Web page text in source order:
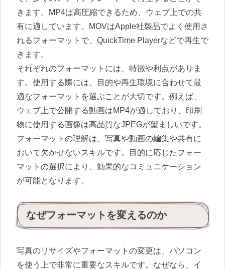
きます。MP4は高圧縮できるため、ウェブ上での共
有に適しています。MOVはApple社製品でよく使用さ
れるフォーマットで、QuickTime Playerなどで再生で
きます。
それぞれのフォーマットには、特徴や利点がありま
す。使用する際には、目的や再生環境に合わせて最
適なフォーマットを選ぶことが大切です。例えば、
ウェブ上で公開する動画はMP4が適しており、印刷
物に使用する画像は高品質なJPEGが望ましいです。
フォーマットの理解は、写真や動画の編集や共有に
おいて欠かせないスキルです。目的に応じたフォー
マットの選択により、効果的なコミュニケーション
が可能となります。
なぜフォーマットを変えるのか
写真のリサイズやフォーマットの変更は、パソコン
を使う上で非常に重要なスキルです。なぜなら、イ